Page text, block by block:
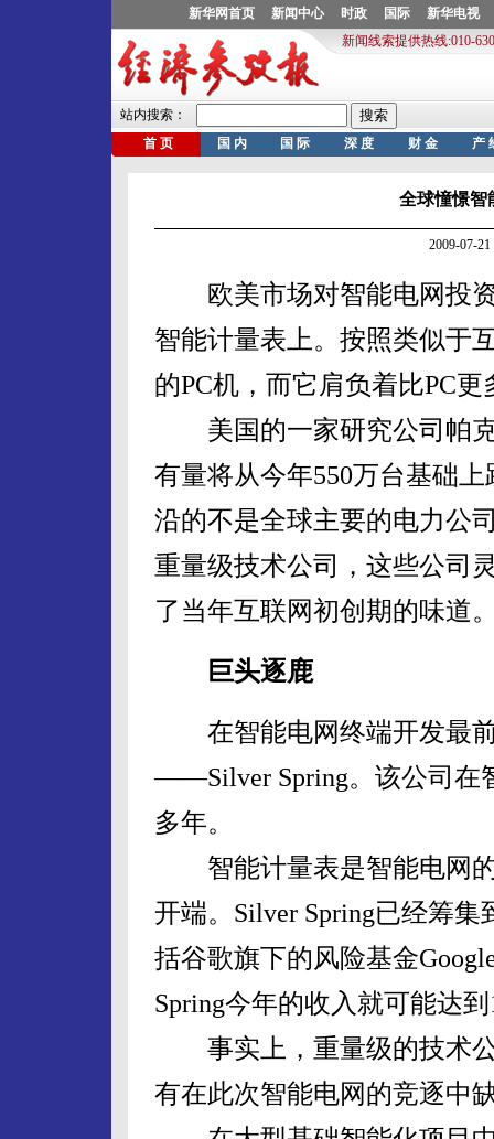
全球憧憬智
2009-07-
欧美市场对智能电网投
智能计量表上。按照类似于
的PC机，而它肩负着比PC
美国的一家研究公司帕克
有量将从今年550万台基础
沿的不是全球主要的电力公
重量级技术公司，这些公司
了当年互联网初创期的味道
巨头逐鹿
在智能电网终端开发最前
——Silver Spring。该公司在
多年。
智能计量表是智能电网的
开端。Silver Spring已经筹
括谷歌旗下的风险基金
Spring今年的收入就可能达
事实上，重量级的技术
有在此次智能电网的竞逐中